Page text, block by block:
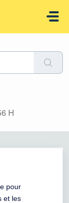
H
pour
et les